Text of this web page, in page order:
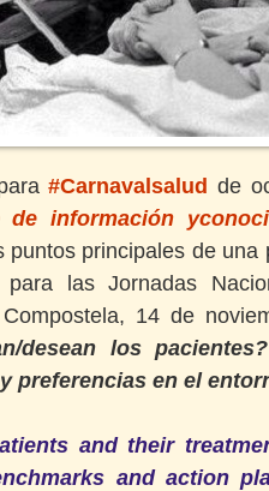
#Carnavalsalud de
de información
puntos principales de
para las Jornadas
14 de
desean los
preferencias en el
and their
and action